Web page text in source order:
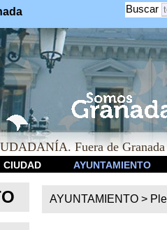
Buscar
Fuera de Granada
CIUDAD AYUNTAMIENTO
AYUNTAMIENTO >